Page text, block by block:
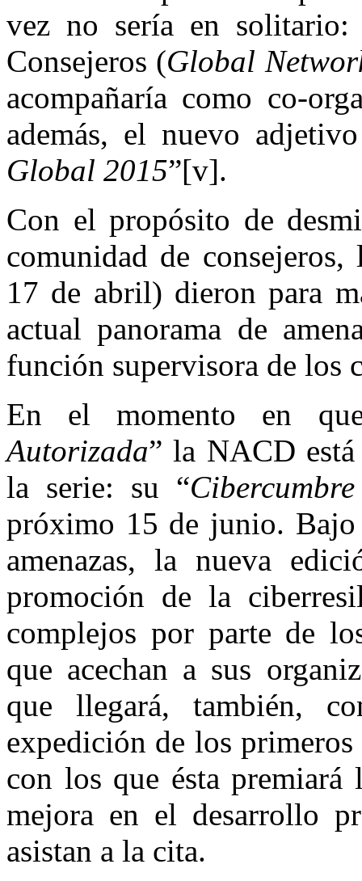
vez no sería en
Consejeros (Global
acompañaría como co-
además, el nuevo
Global 2015”[v].
Con el propósito de
comunidad de
17 de abril) dieron para
actual panorama de
función supervisora de los
En el momento en
Autorizada” la NACD está
la serie: su “
próximo 15 de junio. Bajo
amenazas, la nueva
promoción de la
complejos por parte de
que acechan a sus
que llegará, también,
expedición de los primeros
con los que ésta
mejora en el desarrollo
asistan a la cita.